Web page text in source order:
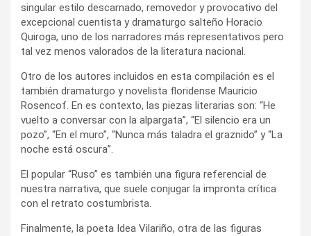
singular estilo descarnado, removedor y provocativo del
excepcional cuentista y dramaturgo salteño Horacio
Quiroga, uno de los narradores más representativos pero
tal vez menos valorados de la literatura nacional.
Otro de los autores incluidos en esta compilación es el
también dramaturgo y novelista floridense Mauricio
Rosencof. En es contexto, las piezas literarias son: “He
vuelto a conversar con la alpargata”, “El silencio era un
pozo”, “En el muro”, “Nunca más taladra el graznido” y “La
noche está oscura”.
El popular “Ruso” es también una figura referencial de
nuestra narrativa, que suele conjugar la impronta crítica
con el retrato costumbrista.
Finalmente, la poeta Idea Vilariño, otra de las figuras